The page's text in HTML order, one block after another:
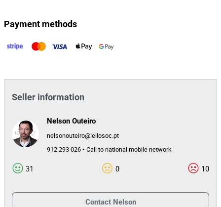
Payment methods
Seller information
Nelson Outeiro
nelsonouteiro@leilosoc.pt
912 293 026 • Call to national mobile network
31 0 10
Contact Nelson